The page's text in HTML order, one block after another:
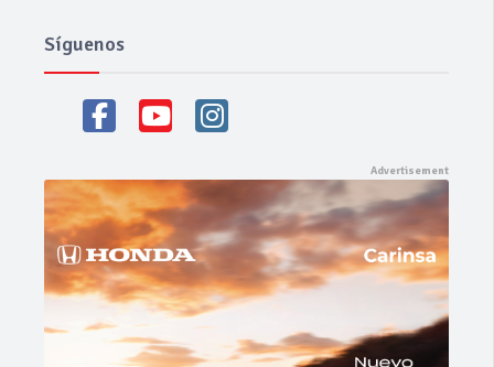
Síguenos